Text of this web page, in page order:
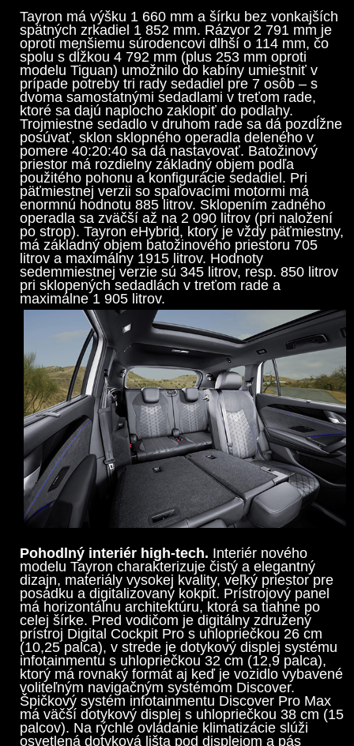
Tayron má výšku 1 660 mm a šírku bez vonkajších
spätných zrkadiel 1 852 mm. Rázvor 2 791 mm je
oproti menšiemu súrodencovi dlhší o 114 mm, čo
spolu s dĺžkou 4 792 mm (plus 253 mm oproti
modelu Tiguan) umožnilo do kabíny umiestniť v
prípade potreby tri rady sedadiel pre 7 osôb – s
dvoma samostatnými sedadlami v treťom rade,
ktoré sa dajú naplocho zaklopiť do podlahy.
Trojmiestne sedadlo v druhom rade sa dá pozdĺžne
posúvať, sklon sklopného operadla deleného v
pomere 40:20:40 sa dá nastavovať. Batožinový
priestor má rozdielny základný objem podľa
použitého pohonu a konfigurácie sedadiel. Pri
päťmiestnej verzii so spaľovacími motormi má
enormnú hodnotu 885 litrov. Sklopením zadného
operadla sa zväčší až na 2 090 litrov (pri naložení
po strop). Tayron eHybrid, ktorý je vždy päťmiestny,
má základný objem batožinového priestoru 705
litrov a maximálny 1915 litrov. Hodnoty
sedemmiestnej verzie sú 345 litrov, resp. 850 litrov
pri sklopených sedadlách v treťom rade a
maximálne 1 905 litrov.
Pohodlný interiér high-tech. Interiér nového
modelu Tayron charakterizuje čistý a elegantný
dizajn, materiály vysokej kvality, veľký priestor pre
posádku a digitalizovaný kokpit. Prístrojový panel
má horizontálnu architektúru, ktorá sa tiahne po
celej šírke. Pred vodičom je digitálny združený
prístroj Digital Cockpit Pro s uhlopriečkou 26 cm
(10,25 palca), v strede je dotykový displej systému
infotainmentu s uhlopriečkou 32 cm (12,9 palca),
ktorý má rovnaký formát aj keď je vozidlo vybavené
voliteľným navigačným systémom Discover.
Špičkový systém infotainmentu Discover Pro Max
má väčší dotykový displej s uhlopriečkou 38 cm (15
palcov). Na rýchle ovládanie klimatizácie slúži
osvetlená dotyková lišta pod displejom a pás